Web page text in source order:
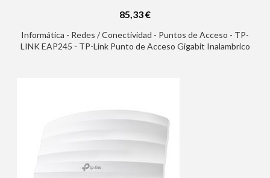
85,33 €
Informática - Redes / Conectividad - Puntos de Acceso - TP-
LINK EAP245 - TP-Link Punto de Acceso Gigabit Inalambrico